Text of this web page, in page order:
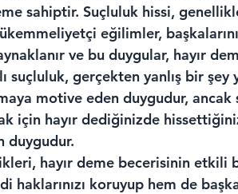
sahiptir. Suçluluk hissi,
eğilimler,
ve bu duygular, hayır
suçluluk, gerçekten yanlış bir şey
motive eden duygudur, ancak
için hayır dediğinizde
duygudur.
hayır deme becerisinin etkili
haklarınızı koruyup hem de